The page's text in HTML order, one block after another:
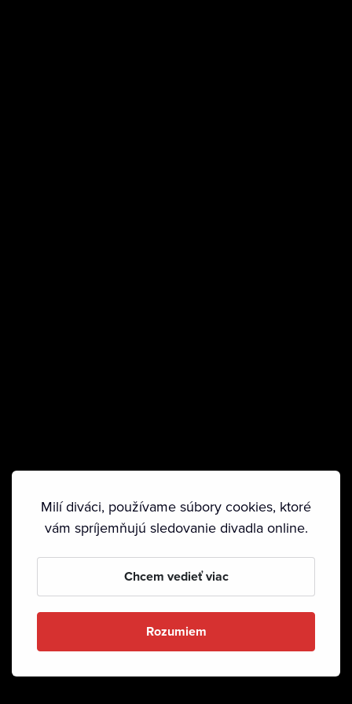
Milí diváci, používame súbory cookies, ktoré
vám spríjemňujú sledovanie divadla online.
Chcem vedieť viac
Rozumiem